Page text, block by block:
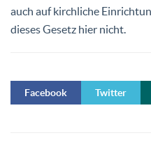
auch auf kirchliche
dieses Gesetz hier nicht.
Facebook Twitter